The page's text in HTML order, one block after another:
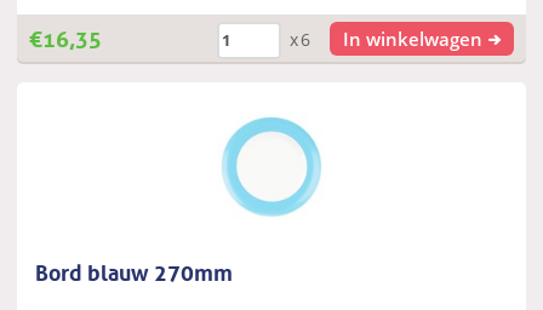
€16,35 x6 In winkelwagen
Bord blauw 270mm